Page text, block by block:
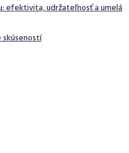
efektivita, udržateľnosť a umelá